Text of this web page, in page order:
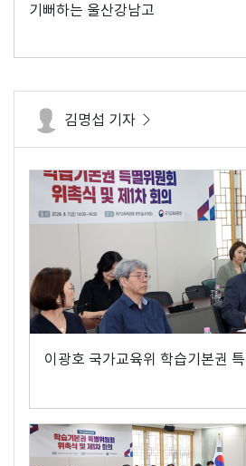
기뻐하는 울산강남고
김명섭 기자
이광호 국가교육위 학습기본권